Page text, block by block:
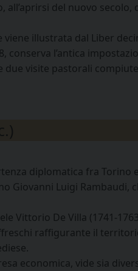
all’aprirsi del nuovo
viene illustrata dal Liber
conserva l’antica
visite pastorali
diplomatica fra Torino
Giovanni Luigi Rambaudi,
Vittorio De Villa (1741-
raffigurante il
economica, vide sia